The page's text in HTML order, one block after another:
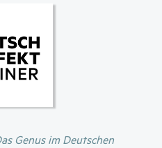
Inhalt
Genus im Deutschen